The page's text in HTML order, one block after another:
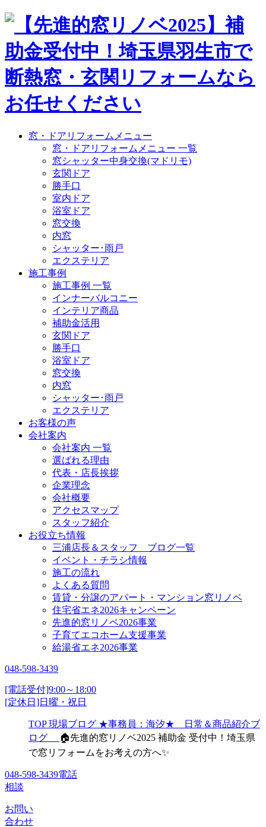
窓・ドアリフォームメニュー
窓・ドアリフォームメニュー 一覧
窓シャッター中身交換(マドリモ)
玄関ドア
勝手口
室内ドア
浴室ドア
窓交換
内窓
シャッター･雨戸
エクステリア
施工事例
施工事例 一覧
インナーバルコニー
インテリア商品
補助金活用
玄関ドア
勝手口
浴室ドア
窓交換
内窓
シャッター･雨戸
エクステリア
お客様の声
会社案内
会社案内 一覧
選ばれる理由
代表・店長挨拶
企業理念
会社概要
アクセスマップ
スタッフ紹介
お役立ち情報
三浦店長＆スタッフ ブログ一覧
イベント・チラシ情報
施工の流れ
よくある質問
賃貸・分譲のアパート・マンション窓リノベ
住宅省エネ2026キャンペーン
先進的窓リノベ2026事業
子育てエコホーム支援事業
給湯省エネ2026事業
048-598-3439
[電話受付]9:00～18:00
[定休日]日曜・祝日
TOP 現場ブログ ★事務員：海汐★ 日常＆商品紹介ブ
ログ
🏠先進的窓リノベ2025 補助金 受付中！埼玉県
で窓リフォームをお考えの方へ✨
048-598-3439電話
相談
お問い
合わせ